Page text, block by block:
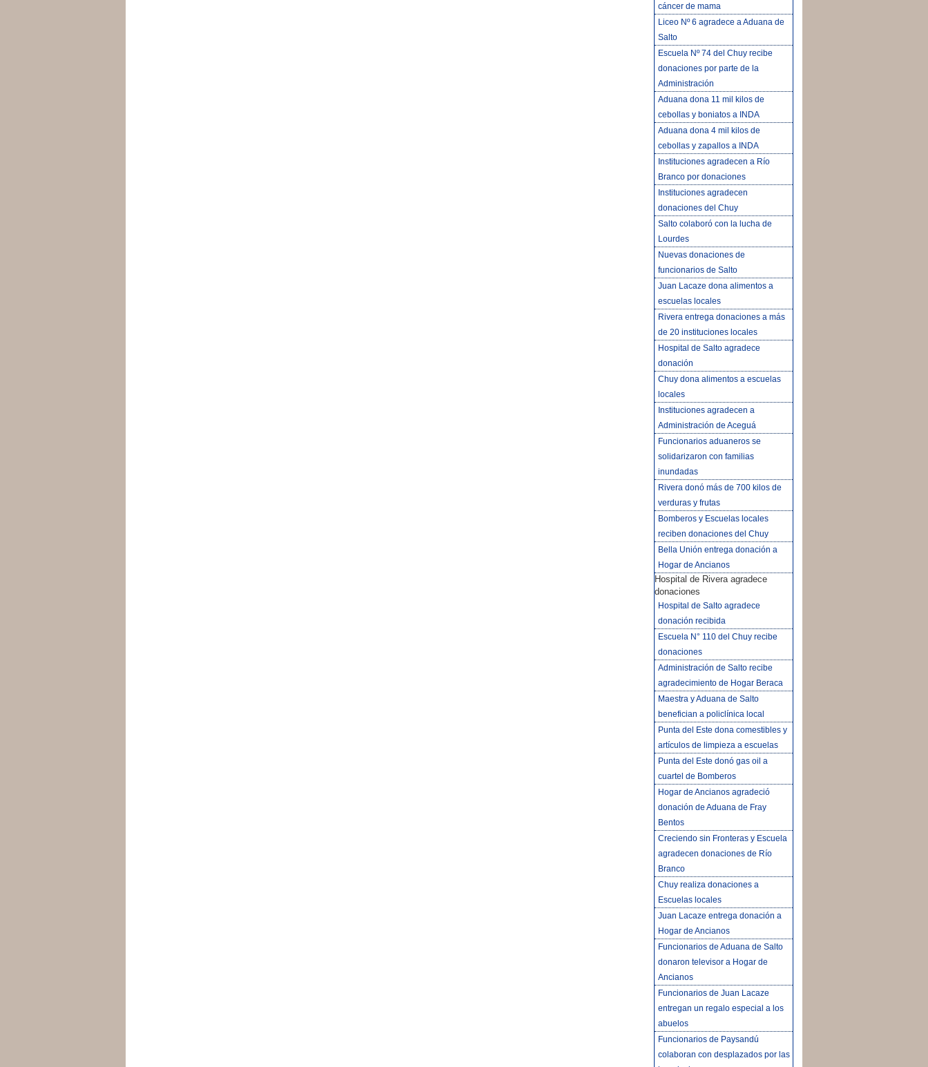
cáncer de mama
Liceo Nº 6 agradece a Aduana de
Salto
Escuela Nº 74 del Chuy recibe
donaciones por parte de la
Administración
Aduana dona 11 mil kilos de
cebollas y boniatos a INDA
Aduana dona 4 mil kilos de
cebollas y zapallos a INDA
Instituciones agradecen a Río
Branco por donaciones
Instituciones agradecen
donaciones del Chuy
Salto colaboró con la lucha de
Lourdes
Nuevas donaciones de
funcionarios de Salto
Juan Lacaze dona alimentos a
escuelas locales
Rivera entrega donaciones a más
de 20 instituciones locales
Hospital de Salto agradece
donación
Chuy dona alimentos a escuelas
locales
Instituciones agradecen a
Administración de Aceguá
Funcionarios aduaneros se
solidarizaron con familias
inundadas
Rivera donó más de 700 kilos de
verduras y frutas
Bomberos y Escuelas locales
reciben donaciones del Chuy
Bella Unión entrega donación a
Hogar de Ancianos
Hospital de Rivera agradece
donaciones
Hospital de Salto agradece
donación recibida
Escuela N° 110 del Chuy recibe
donaciones
Administración de Salto recibe
agradecimiento de Hogar Beraca
Maestra y Aduana de Salto
benefician a policlínica local
Punta del Este dona comestibles y
artículos de limpieza a escuelas
Punta del Este donó gas oil a
cuartel de Bomberos
Hogar de Ancianos agradeció
donación de Aduana de Fray
Bentos
Creciendo sin Fronteras y Escuela
agradecen donaciones de Río
Branco
Chuy realiza donaciones a
Escuelas locales
Juan Lacaze entrega donación a
Hogar de Ancianos
Funcionarios de Aduana de Salto
donaron televisor a Hogar de
Ancianos
Funcionarios de Juan Lacaze
entregan un regalo especial a los
abuelos
Funcionarios de Paysandú
colaboran con desplazados por las